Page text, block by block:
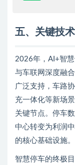
五 、关键技
2026年，AI+智
与车联网深度融
广泛支持，车路
充一体化等新场
关键节点。停车
中心转变为利润
的核心基础设施。
智慧停车的终极